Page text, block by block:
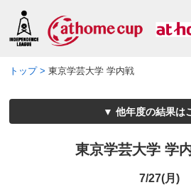
トップ 東京学芸大学 学内戦
他年度の結果は
東京学芸大学 学
7/27(月)